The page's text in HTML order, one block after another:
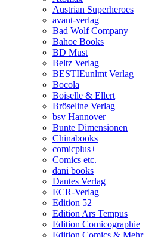
Austrian Superheroes
avant-verlag
Bad Wolf Company
Bahoe Books
BD Must
Beltz Verlag
BESTIEunlmt Verlag
Bocola
Boiselle & Ellert
Bröseline Verlag
bsv Hannover
Bunte Dimensionen
Chinabooks
comicplus+
Comics etc.
dani books
Dantes Verlag
ECR-Verlag
Edition 52
Edition Ars Tempus
Edition Comicographie
Edition Comics & Mehr